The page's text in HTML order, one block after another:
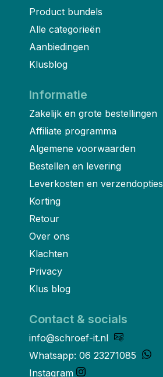
Product bundels
Alle categorieën
Aanbiedingen
Klusblog
Informatie
Zakelijk en grote bestellingen
Affiliate programma
Algemene voorwaarden
Bestellen en levering
Leverkosten en verzendopties
Korting
Retour
Over ons
Klachten
Privacy
Klus blog
Contact & socials
info@schroef-it.nl
Whatsapp: 06 23271085
Instagram